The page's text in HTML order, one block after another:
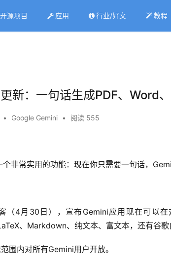
开源项目 应用 行业/好文 教程
新：一句话生成PDF、Word
• Google Gemini • 阅读 555
个非常实用的功能：现在你只需要一句话，
（4月30日），宣布Gemini应用现在可以
、Markdown、纯文本、富文本，还有谷
围内对所有Gemini用户开放。